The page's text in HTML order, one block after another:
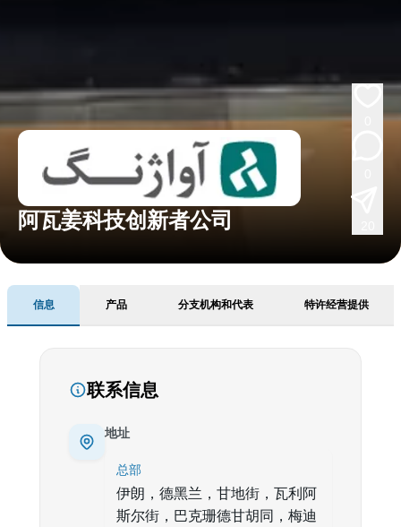
阿瓦姜科技创新者公司
信息 产品 分支机构和代表 特许经营提供
联系信息
地址
总部
伊朗，德黑兰，甘地街，瓦利阿
斯尔街，巴克珊德甘胡同，梅迪